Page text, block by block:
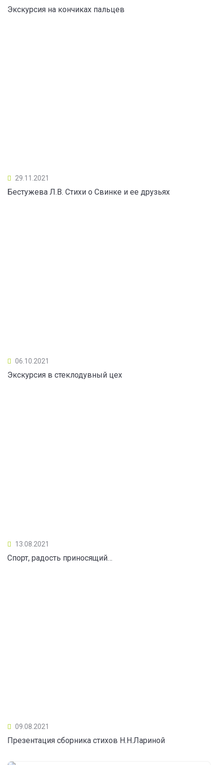
Экскурсия на кончиках пальцев
29.11.2021
Бестужева Л.В. Стихи о Свинке и ее друзьях
06.10.2021
Экскурсия в стеклодувный цех
13.08.2021
Спорт, радость приносящий…
09.08.2021
Презентация сборника стихов Н.Н.Лариной